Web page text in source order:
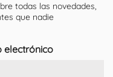
todas las novedades,
que nadie
electrónico